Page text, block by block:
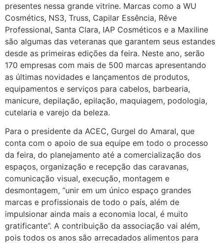
presentes nessa grande vitrine. Marcas como a WU
Cosmétics, NS3, Truss, Capilar Essência, Rêve
Professional, Santa Clara, IAP Cosméticos e a Maxiline
são algumas das veteranas que garantem seus estandes
desde as primeiras edições da feira. Neste ano, serão
170 empresas com mais de 500 marcas apresentando
as últimas novidades e lançamentos de produtos,
equipamentos e serviços para cabelos, barbearia,
manicure, depilação, epilação, maquiagem, podologia,
cutelaria e varejo da beleza.
Para o presidente da ACEC, Gurgel do Amaral, que
conta com o apoio de sua equipe em todo o processo
da feira, do planejamento até a comercialização dos
espaços, organização e recepção das caravanas,
comunicação visual, execução, montagem e
desmontagem, “unir em um único espaço grandes
marcas e profissionais de todo o país, além de
impulsionar ainda mais a economia local, é muito
gratificante”. A contribuição da associação vai além,
pois todos os anos são arrecadados alimentos para